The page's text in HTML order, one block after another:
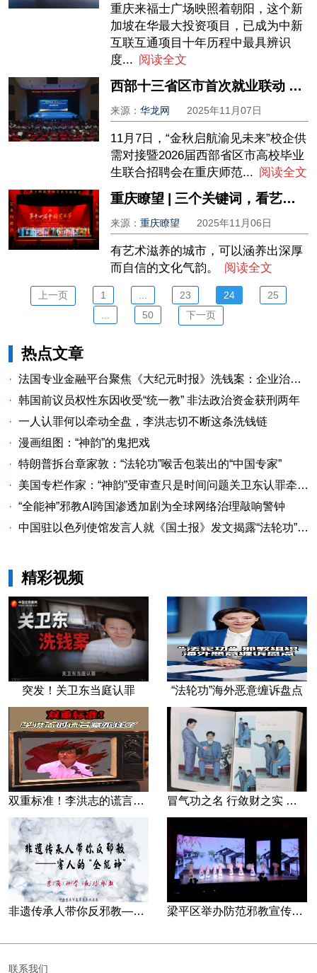
重庆来福士广场映照着朝阳，这个新
加坡在华最大投资项目，已成为中新
互联互通项目十年历程中最具辨识
度... 阅读全文
西部十三省区市首次就业联动 35万余个岗位汇聚山城
来源：华龙网 2025年11月07日
11月7日，“金秋启航渝见未来”校企供
需对接暨2026届西部省区市高校毕业
生联合招聘会在重庆师范... 阅读全文
重庆瞭望 | 三个关键词，看艺术如何激荡城市心跳
来源：重庆瞭望 2025年11月06日
有艺术滋养的城市，可以涵养出深厚
而自信的文化气韵。
阅读全文
上一页 1 23 24
25
50 下一页
热点文章
· 法国专业金融平台聚焦《大纪元时报》洗钱案：企业治理漏洞与监管警示
· 韩国前议员权性东因收受“统一教” 非法政治资金获刑两年
· 一人认罪何以牵动全盘，李洪志切不断这条洗钱链
· 漫画组图：“神韵”的鬼把戏
· 特朗普拆台章家敦：“法轮功”喉舌包装出的“中国专家”
·
美国专栏作家：“神韵”受审查只是时间问题关卫东认罪牵出与《大纪元时报》资金链条
· “全能神”邪教AI跨国渗透加剧为全球网络治理敲响警钟
· 中国驻以色列使馆发言人就《国土报》发文揭露“法轮功”邪教本质答记者问
精彩视频
突发！关卫东当庭认罪 “法轮功”海外恶意缠诉盘点
双重标准！李洪志的谎言藏不住了 冒气功之名 行敛财之实 张宏堡义女“小倩”团伙覆灭记
非遗传承人带你反邪教—害人的“全能神” 梁平区举办防范邪教宣传专场文艺演出
联系我们